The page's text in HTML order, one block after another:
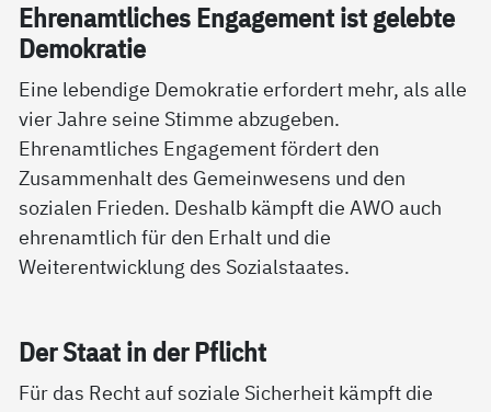
Eh­renamt­li­ches En­ga­ge­ment ist ge­leb­te
De­mo­k­ra­tie
Eine lebendige Demokratie erfordert mehr, als alle
vier Jahre seine Stimme abzugeben.
Ehrenamtliches Engagement fördert den
Zusammenhalt des Gemeinwesens und den
sozialen Frieden. Deshalb kämpft die AWO auch
ehrenamtlich für den Erhalt und die
Weiterentwicklung des Sozialstaates.
Der Staat in der Pf­licht
Für das Recht auf soziale Sicherheit kämpft die